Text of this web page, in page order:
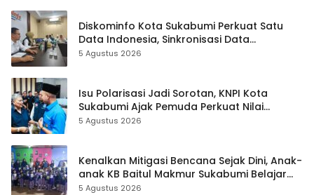
Diskominfo Kota Sukabumi Perkuat Satu
Data Indonesia, Sinkronisasi Data
Kewilayahan Dikebut
5 Agustus 2026
Isu Polarisasi Jadi Sorotan, KNPI Kota
Sukabumi Ajak Pemuda Perkuat Nilai
Kebangsaan
5 Agustus 2026
Kenalkan Mitigasi Bencana Sejak Dini, Anak-
anak KB Baitul Makmur Sukabumi Belajar
Lewat Boneka Tangan
5 Agustus 2026